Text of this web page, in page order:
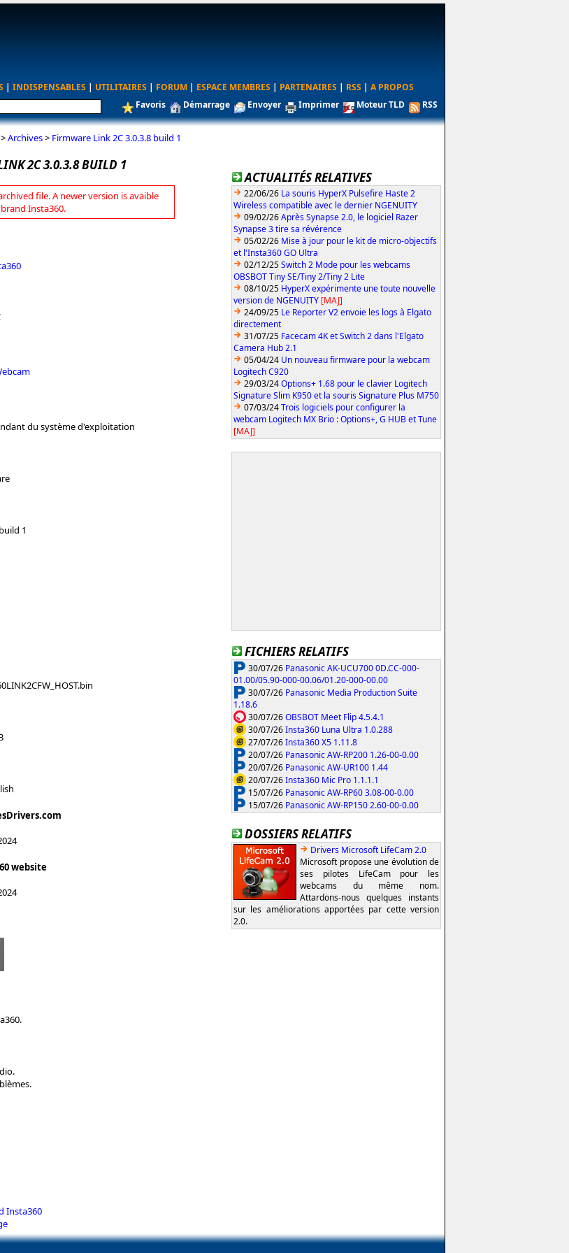
| INDISPENSABLES | UTILITAIRES | FORUM | ESPACE MEMBRES | PARTENAIRES | RSS | A PROPOS
Favoris Démarrage Envoyer Imprimer Moteur TLD RSS
>Archives> Firmware Link 2C 3.0.3.8 build 1
2C 3.0.3.8 BUILD 1
file. A newer version is avaible
Insta360.
du système d'exploitation
1
website
Insta360
ACTUALITÉS RELATIVES
22/06/26 La souris HyperX Pulsefire Haste 2
Wireless compatible avec le dernier NGENUITY
09/02/26Après Synapse 2.0, le logiciel Razer
Synapse 3 tire sa révérence
05/02/26 Mise à jour pour le kit de micro-objectifs
et l'Insta360 GO Ultra
02/12/25Switch 2 Mode pour les webcams
OBSBOT Tiny SE/Tiny 2/Tiny 2 Lite
08/10/25 HyperX expérimente une toute nouvelle
version de NGENUITY [MAJ]
24/09/25 Le Reporter V2 envoie les logs à Elgato
directement
31/07/25 Facecam 4K et Switch 2 dans l'Elgato
Camera Hub 2.1
05/04/24 Un nouveau firmware pour la webcam
Logitech C920
29/03/24Options+ 1.68 pour le clavier Logitech
Signature Slim K950 et la souris Signature Plus M750
07/03/24Trois logiciels pour configurer la
webcam Logitech MX Brio : Options+, G HUB et Tune
[MAJ]
FICHIERS RELATIFS
30/07/26 Panasonic AK-UCU700 0D.CC-000-
01.00/05.90-000-00.06/01.20-000-00.00
30/07/26 Panasonic Media Production Suite
1.18.6
30/07/26OBSBOT Meet Flip 4.5.4.1
30/07/26Insta360 Luna Ultra 1.0.288
27/07/26Insta360 X5 1.11.8
20/07/26 Panasonic AW-RP200 1.26-00-0.00
20/07/26 Panasonic AW-UR100 1.44
20/07/26Insta360 Mic Pro 1.1.1.1
15/07/26 Panasonic AW-RP60 3.08-00-0.00
15/07/26 Panasonic AW-RP150 2.60-00-0.00
DOSSIERS RELATIFS
Drivers Microsoft LifeCam 2.0
Microsoft propose une évolution de
ses pilotes LifeCam pour les
webcams du même nom.
Attardons-nous quelques instants
sur les améliorations apportées par cette version
2.0.